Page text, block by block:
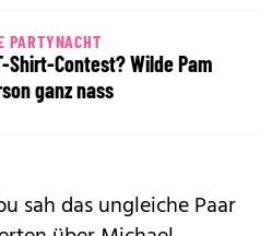
PARTYNACHT
Shirt-Contest? Wilde Pam
ganz nass
sah das ungleiche Paar